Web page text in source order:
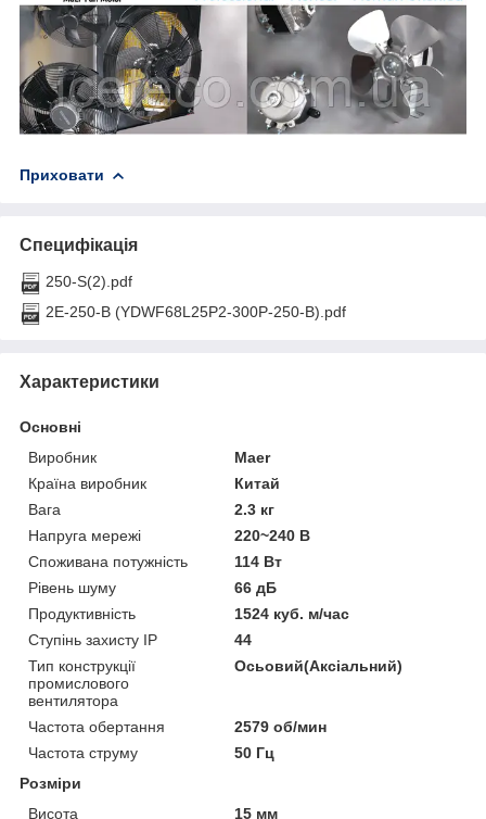
Приховати
Специфікація
250-S(2).pdf
2E-250-B (YDWF68L25P2-300P-250-B).pdf
Характеристики
Основні
Виробник
Maer
Країна виробник
Китай
Вага
2.3 кг
Напруга мережі
220~240 В
Споживана потужність
114 Вт
Рівень шуму
66 дБ
Продуктивність
1524 куб. м/час
Ступінь захисту IP
44
Тип конструкції
промислового
вентилятора
Осьовий(Аксіальний)
Частота обертання
2579 об/мин
Частота струму
50 Гц
Розміри
Висота
15 мм